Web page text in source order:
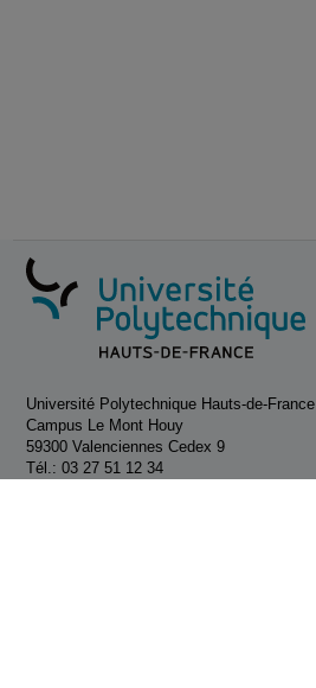
Université Polytechnique Hauts-de-France
Campus Le Mont Houy
59300 Valenciennes Cedex 9
Tél.: 03 27 51 12 34